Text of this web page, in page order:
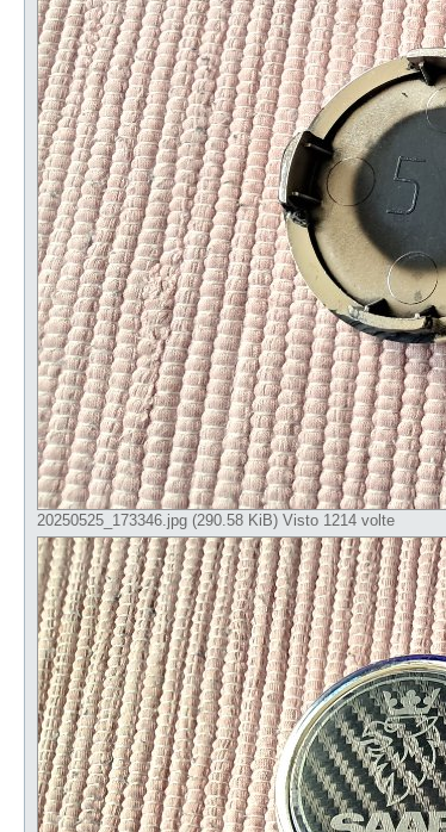
20250525_173346.jpg (290.58 KiB) Visto 1214 volte